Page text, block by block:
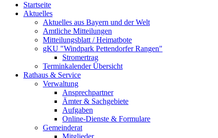
Startseite
Aktuelles
Aktuelles aus Bayern und der Welt
Amtliche Mitteilungen
Mitteilungsblatt / Heimatbote
gKU "Windpark Pettendorfer Rangen"
Stromertrag
Terminkalender Übersicht
Rathaus & Service
Verwaltung
Ansprechpartner
Ämter & Sachgebiete
Aufgaben
Online-Dienste & Formulare
Gemeinderat
Mitglieder